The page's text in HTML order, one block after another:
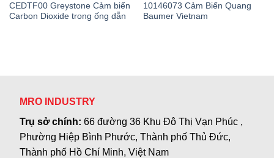
CEDTF00 Greystone Cảm biến
Carbon Dioxide trong ống dẫn
10146073 Cảm Biến Quang
Baumer Vietnam
MRO INDUSTRY
Trụ sở chính:66 đường 36 Khu Đô Thị Vạn Phúc ,
Phường Hiệp Bình Phước, Thành phố Thủ Đức,
Thành phố Hồ Chí Minh, Việt Nam